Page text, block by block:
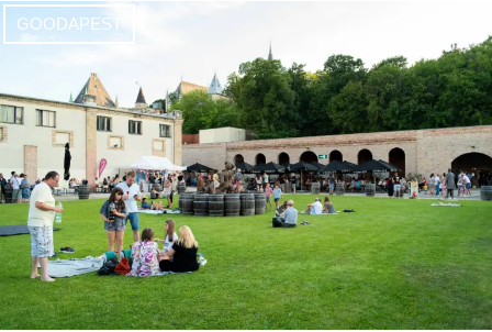
GOODAPEST